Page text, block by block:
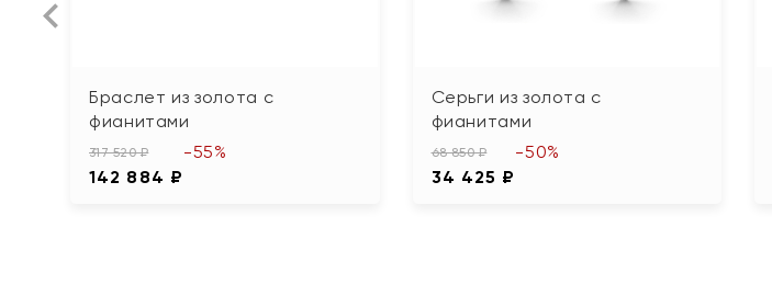
Браслет из золота с
фианитами
317 520 ₽
142 884 ₽
-55%
Серьги из золота с
фианитами
68 850 ₽
34 425 ₽
-50%